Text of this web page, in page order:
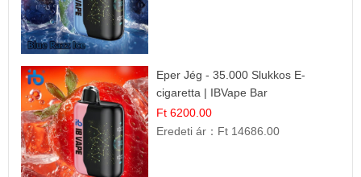
Eper Jég - 35.000 Slukkos E-
cigaretta | IBVape Bar
Ft 6200.00
Eredeti ár： Ft 14686.00